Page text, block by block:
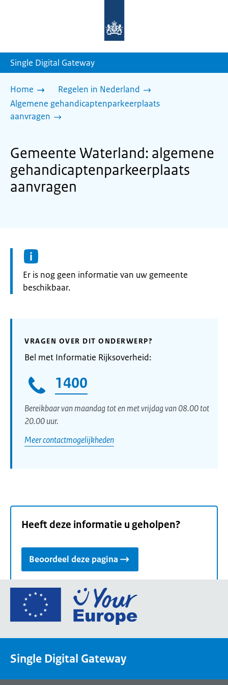
homepage
Single Digital Gateway
Home
Regelen in Nederland
Algemene gehandicaptenparkeerplaats
aanvragen
Gemeente Waterland: algemene
gehandicaptenparkeerplaats
aanvragen
Informatie:
Er is nog geen informatie van uw gemeente
beschikbaar.
VRAGEN OVER DIT ONDERWERP?
Bel met Informatie Rijksoverheid:
1400
Bereikbaar van maandag tot en met vrijdag van 08.00 tot
20.00 uur.
Meer contactmogelijkheden
Heeft deze informatie u geholpen?
Beoordeel deze pagina
Ga
de
een
Single Digital Gateway